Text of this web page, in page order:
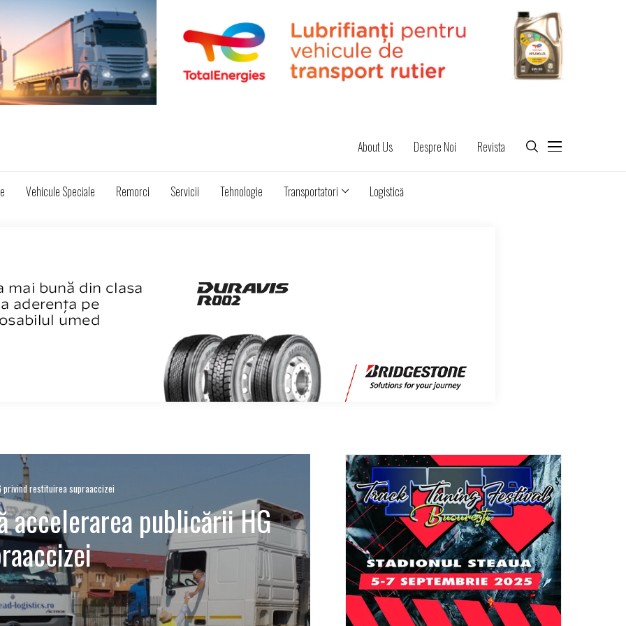
About Us Despre Noi Revista
Vehicule Speciale Remorci Servicii Tehnologie Transportatori Logistică
restituirea supraaccizei
publicării HG